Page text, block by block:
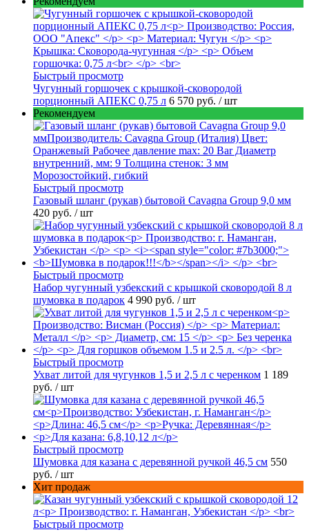
Быстрый просмотр
Чугунный горшочек с крышкой-сковородой
порционный АПЕКС 0,75 л 6 570 руб. / шт
Рекомендуем
Быстрый просмотр
Газовый шланг (рукав) бытовой Cavagna Group 9,0 мм
420 руб. / шт
Быстрый просмотр
Набор чугунный узбекский с крышкой сковородой 8 л
шумовка в подарок 4 990 руб. / шт
Быстрый просмотр
Ухват литой для чугунков 1,5 и 2,5 л с черенком 1 189
руб. / шт
Быстрый просмотр
Шумовка для казана с деревянной ручкой 46,5 см 550
руб. / шт
Хит продаж
Быстрый просмотр